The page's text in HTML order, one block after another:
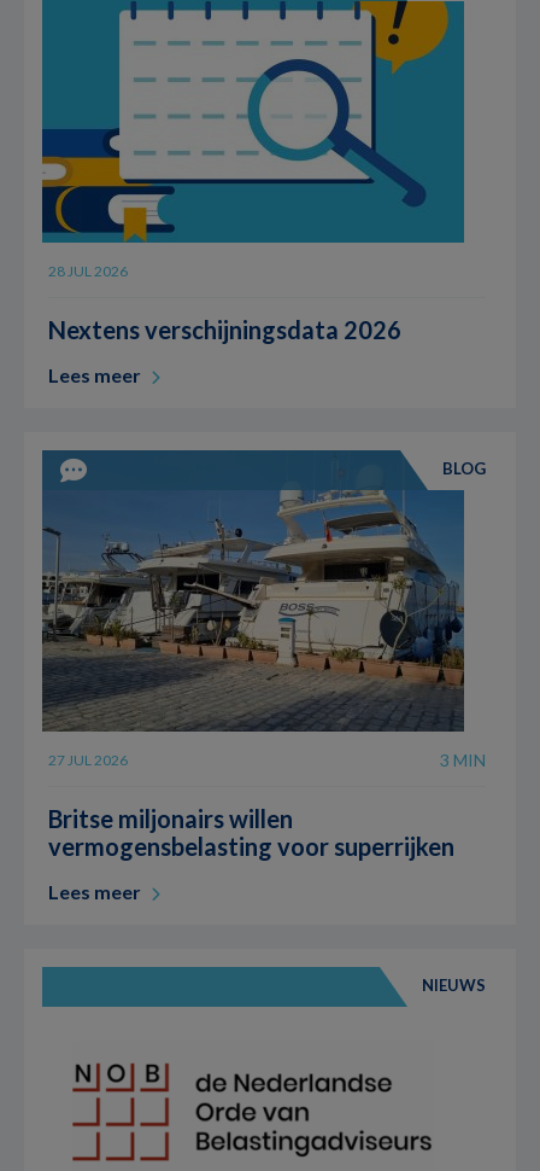
28 JUL 2026
Nextens verschijningsdata 2026
Lees meer
BLOG
27 JUL 2026 3 MIN
Britse miljonairs willen
vermogensbelasting voor superrijken
Lees meer
NIEUWS